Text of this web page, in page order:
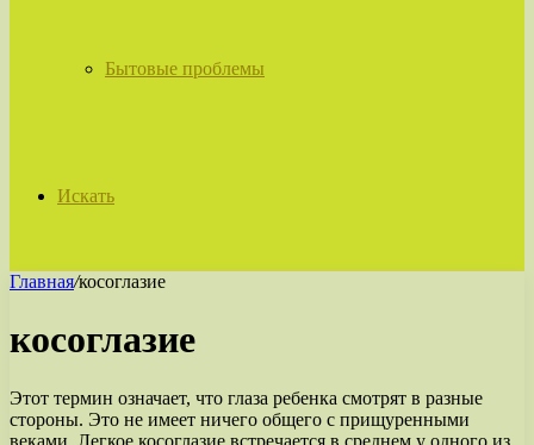
Бытовые проблемы
Искать
Главная/косоглазие
косоглазие
Этот термин означает, что глаза ребенка смотрят в разные
стороны. Это не имеет ничего общего с прищуренными
веками. Легкое косоглазие встречается в среднем у одного из